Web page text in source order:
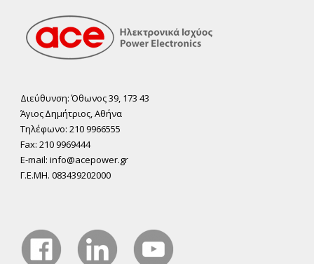
Διεύθυνση: Όθωνος 39, 173 43
Άγιος ∆ηµήτριος, Αθήνα
Τηλέφωνο: 210 9966555
Fax: 210 9969444
E-mail: info@acepower.gr
Γ.Ε.ΜΗ. 083439202000